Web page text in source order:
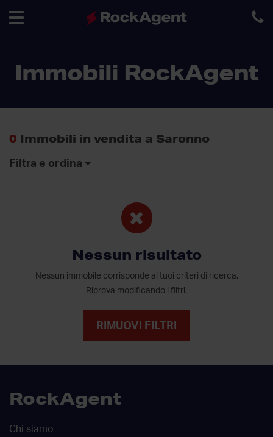
navigation
Immobili RockAgent
0 Immobili in vendita a Saronno
Filtra e ordina
Nessun risultato
Nessun immobile corrisponde ai tuoi criteri di ricerca.
Riprova modificando i filtri.
RIMUOVI FILTRI
RockAgent
Chi siamo